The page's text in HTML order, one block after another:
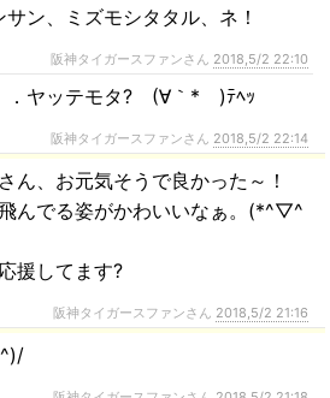
サン、ミズモシタタル、ネ！
阪神タイガースファンさん 2018,5/2 22:10
．ヤッテモタ? (∀｀*ゞ)ﾃﾍｯ
阪神タイガースファンさん 2018,5/2 22:14
ん、お元気そうで良かった～！
んでる姿がかわいいなぁ。(*^▽^
援してます?
阪神タイガースファンさん 2018,5/2 21:16